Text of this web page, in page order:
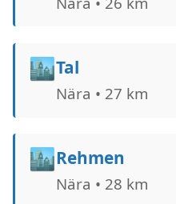
🏙️Tal
Nära • 27 km
🏙️Rehmen
Nära • 28 km